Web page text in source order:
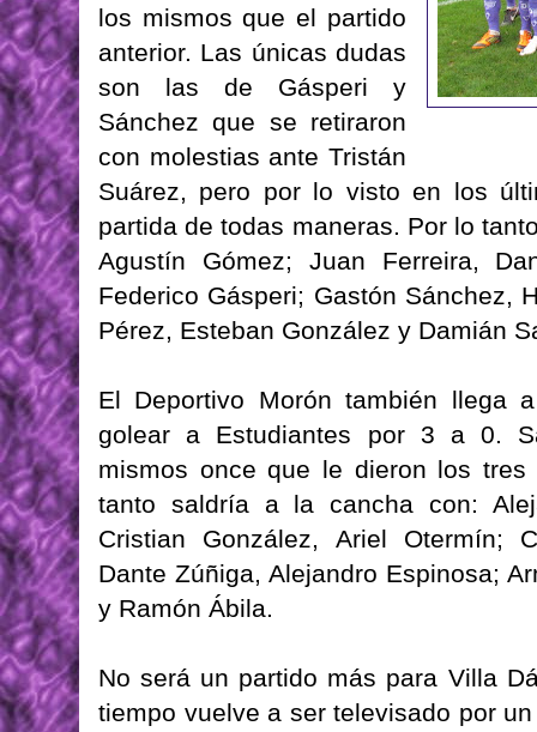
los mismos que el partido
anterior. Las únicas dudas
son las de Gásperi y
Sánchez que se retiraron
con molestias ante Tristán
Suárez, pero por lo visto en los
partida de todas maneras. Por lo
Agustín Gómez; Juan Ferreira,
Federico Gásperi; Gastón Sánchez,
Pérez, Esteban González y Damián
El Deportivo Morón también llega
golear a Estudiantes por 3 a 0.
mismos once que le dieron los
tanto saldría a la cancha con:
Cristian González, Ariel Otermín;
Dante Zúñiga, Alejandro Espinosa;
y Ramón Ábila.
No será un partido más para Villa
tiempo vuelve a ser televisado por